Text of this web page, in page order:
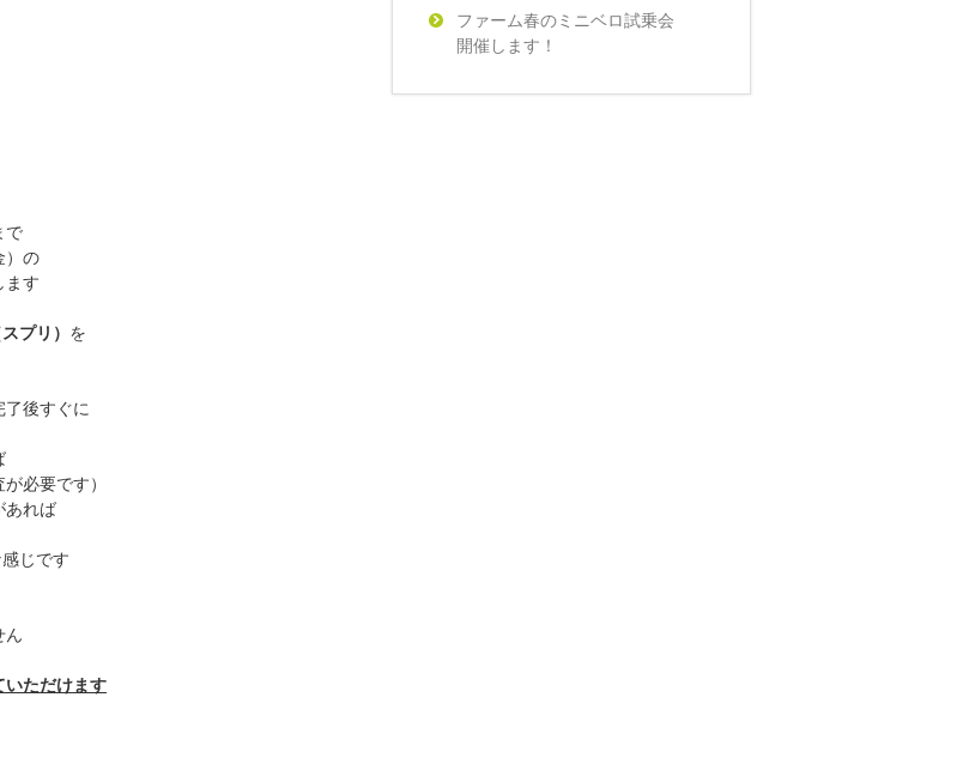
で
）の
ます
プリ） を
後すぐに
必要です）
あれば
じです
ん
いただけます
ファーム春のミニベロ試乗会
開催します！